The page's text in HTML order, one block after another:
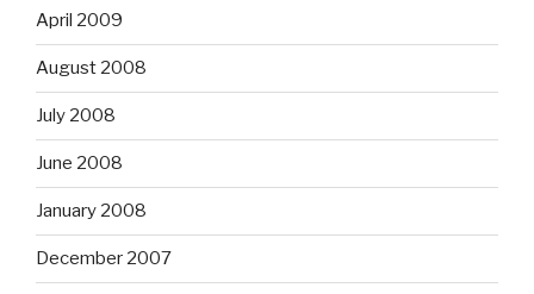
April 2009
August 2008
July 2008
June 2008
January 2008
December 2007